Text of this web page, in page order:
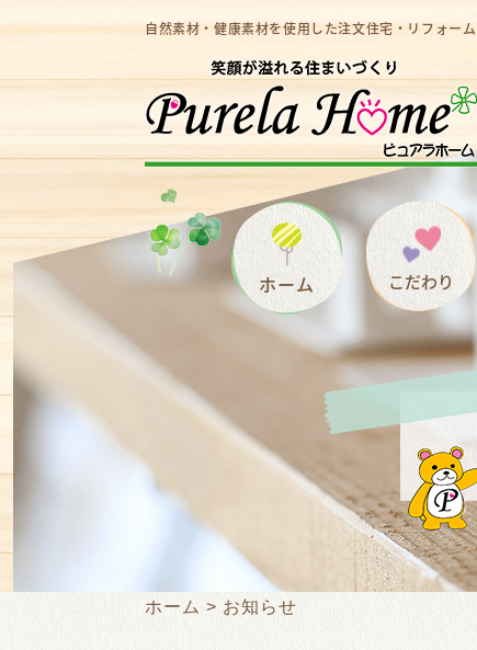
自然素材・健康素材を使用した注文住宅・リフォー
ホーム こだわり
ホーム お知らせ